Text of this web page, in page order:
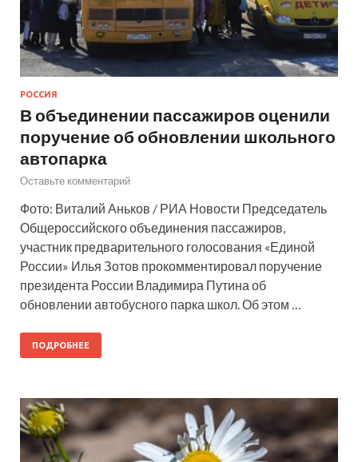
РОССИЯ
В объединении пассажиров оценили
поручение об обновлении школьного
автопарка
Оставьте комментарий
Фото: Виталий Аньков / РИА Новости Председатель
Общероссийского объединения пассажиров,
участник предварительного голосования «Единой
России» Илья Зотов прокомментировал поручение
президента России Владимира Путина об
обновлении автобусного парка школ. Об этом …
ПОДРОБНЕЕ